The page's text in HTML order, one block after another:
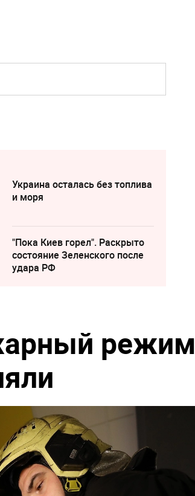
Украина осталась без топлива
и моря
"Пока Киев горел". Раскрыто
состояние Зеленского после
удара РФ
режим